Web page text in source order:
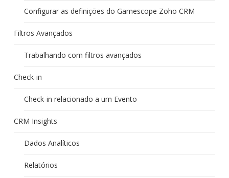
Configurar as definições do Gamescope Zoho CRM
Filtros Avançados
Trabalhando com filtros avançados
Check-in
Check-in relacionado a um Evento
CRM Insights
Dados Analíticos
Relatórios